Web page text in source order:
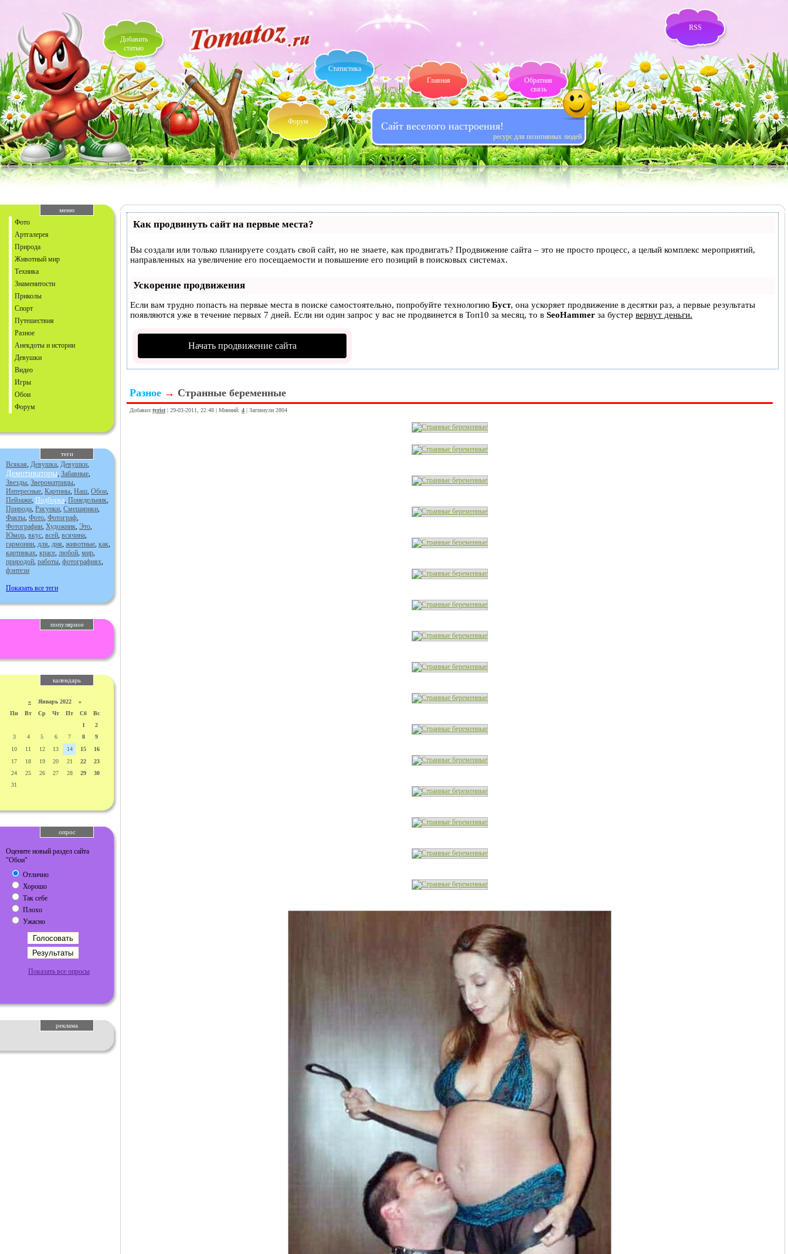
Сайт веселого настроения!
ресурс для позитивных людей
Добавить
статью
Главная
Форум
Статистика
RSS
Обратная
связь
меню
Фото
Артгалерея
Природа
Животный мир
Техника
Знаменитости
Приколы
Спорт
Путешествия
Разное
Анекдоты и истории
Девушки
Видео
Игры
Обои
Форум
теги
Всякая, Девушка, Девушки,
Демотиваторы, Забавные,
Звезды, Звероматрицы,
Интересные, Картины, Наш, Обои,
Пейзажи, Подборка, Понедельник,
Природа, Рисунки, Смешарики,
Факты, Фото, Фотограф,
Фотографии, Художник, Это,
Юмор, вкус, всей, всячина,
гармонии, для, дня, животные, как,
картинках, красе, любой, мир,
природой, работы, фотографиях,
фэнтези
Показать все теги
популярное
календарь
« Январь 2022 »
Пн
Вт Ср Чт Пт Сб
Вс
1
2
3
4 5 6 7 8
9
10
11 12 13 14 15
16
17
18 19 20 21 22
23
24
25 26 27 28 29
30
31
опрос
Оцените новый раздел сайта
"Обои"
Отлично
Хорошо
Так себе
Плохо
Ужасно
Показать все опросы
реклама
Как продвинуть сайт на первые места?
Вы создали или только планируете создать свой сайт, но не знаете, как продвигать? Продвижение сайта – это не просто процесс, а целый комплекс мероприятий,
направленных на увеличение его посещаемости и повышение его позиций в поисковых системах.
Ускорение продвижения
Если вам трудно попасть на первые места в поиске самостоятельно, попробуйте технологию Буст, она ускоряет продвижение в десятки раз, а первые результаты
появляются уже в течение первых 7 дней. Если ни один запрос у вас не продвинется в Топ10 за месяц, то в SeoHammer за бустер вернут деньги.
Начать продвижение сайта
Разное → Странные беременные
Добавил tyrist | 29-03-2011, 22:48 | Мнений: 4 | Заглянули 2804